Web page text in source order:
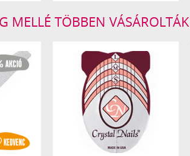
MELLÉ TÖBBEN VÁSÁROLTÁK